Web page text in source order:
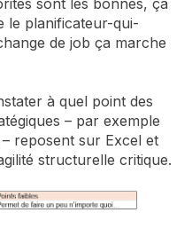
le planificateur-qui-
de job ça marche
à quel point des
– par exemple
reposent sur Excel et
structurelle critique.